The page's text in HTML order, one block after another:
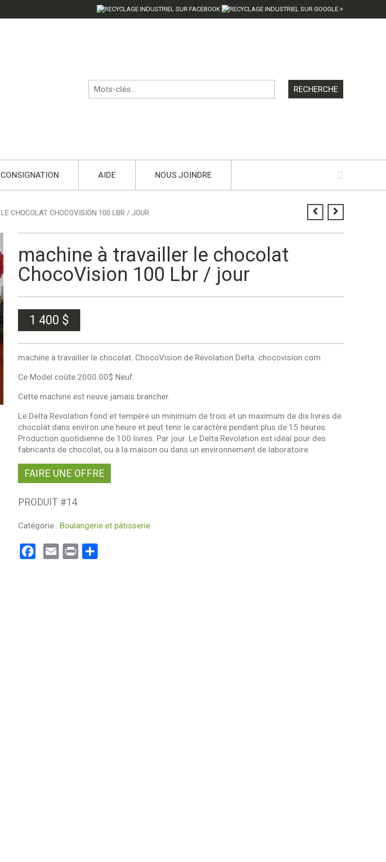
CONSIGNATION AIDE NOUS JOINDRE
CHOCOLAT CHOCOVISION 100 LBR / JOUR
machine à travailler le chocolat
ChocoVision 100 Lbr / jour
1 400 $
machine à travailler le chocolat. ChocoVision de Revolation Delta. chocovision.com
Ce Model coûte 2000.00$ Neuf.
Cette machine est neuve jamais brancher.
Le Delta Revolation fond et tempère un minimum de trois et un maximum de dix livres de
chocolat dans environ une heure et peut tenir le caractère pendant plus de 15 heures.
Production quotidienne de 100 livres. Par jour. Le Delta Revolation est idéal pour des
fabricants de chocolat, ou à la maison ou dans un environnement de laboratoire.
FAIRE UNE OFFRE
PRODUIT #14
Catégorie : Boulangerie et pâtisserie
Facebook
Email
PrintPartager